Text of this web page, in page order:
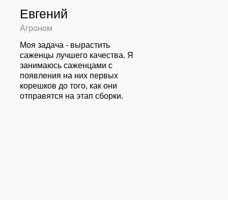
Евгений
Агроном
Моя задача - вырастить
саженцы лучшего качества. Я
занимаюсь саженцами с
появления на них первых
корешков до того, как они
отправятся на этап сборки.